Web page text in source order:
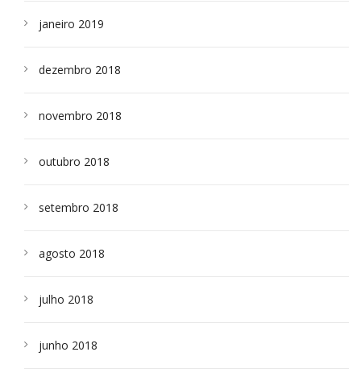
janeiro 2019
dezembro 2018
novembro 2018
outubro 2018
setembro 2018
agosto 2018
julho 2018
junho 2018